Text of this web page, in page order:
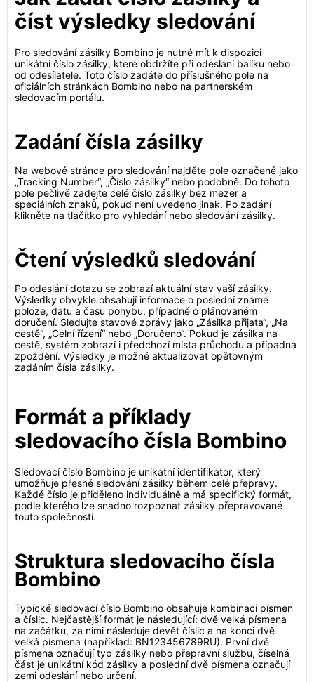
číst výsledky sledování
Pro sledování zásilky Bombino je nutné mít k dispozici
unikátní číslo zásilky, které obdržíte při odeslání balíku nebo
od odesílatele. Toto číslo zadáte do příslušného pole na
oficiálních stránkách Bombino nebo na partnerském
sledovacím portálu.
Zadání čísla zásilky
Na webové stránce pro sledování najděte pole označené jako
„Tracking Number“, „Číslo zásilky“ nebo podobně. Do tohoto
pole pečlivě zadejte celé číslo zásilky bez mezer a
speciálních znaků, pokud není uvedeno jinak. Po zadání
klikněte na tlačítko pro vyhledání nebo sledování zásilky.
Čtení výsledků sledování
Po odeslání dotazu se zobrazí aktuální stav vaší zásilky.
Výsledky obvykle obsahují informace o poslední známé
poloze, datu a času pohybu, případně o plánovaném
doručení. Sledujte stavové zprávy jako „Zásilka přijata“, „Na
cestě“, „Celní řízení“ nebo „Doručeno“. Pokud je zásilka na
cestě, systém zobrazí i předchozí místa průchodu a případná
zpoždění. Výsledky je možné aktualizovat opětovným
zadáním čísla zásilky.
Formát a příklady
sledovacího čísla Bombino
Sledovací číslo Bombino je unikátní identifikátor, který
umožňuje přesné sledování zásilky během celé přepravy.
Každé číslo je přiděleno individuálně a má specifický formát,
podle kterého lze snadno rozpoznat zásilky přepravované
touto společností.
Struktura sledovacího čísla
Bombino
Typické sledovací číslo Bombino obsahuje kombinaci písmen
a číslic. Nejčastější formát je následující: dvě velká písmena
na začátku, za nimi následuje devět číslic a na konci dvě
velká písmena (například: BN123456789RU). První dvě
písmena označují typ zásilky nebo přepravní službu, číselná
část je unikátní kód zásilky a poslední dvě písmena označují
zemi odeslání nebo určení.